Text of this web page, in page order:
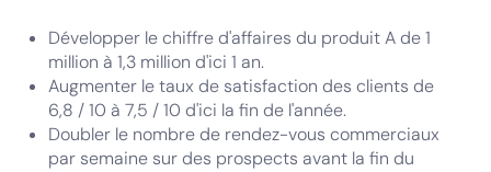
Développer le chiffre d'affaires du produit A de 1
million à 1,3 million d'ici 1 an.
Augmenter le taux de satisfaction des clients de
6,8 / 10 à 7,5 / 10 d'ici la fin de l'année.
Doubler le nombre de rendez-vous commerciaux
par semaine sur des prospects avant la fin du